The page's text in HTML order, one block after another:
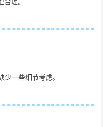
理。
少一些细节考虑。